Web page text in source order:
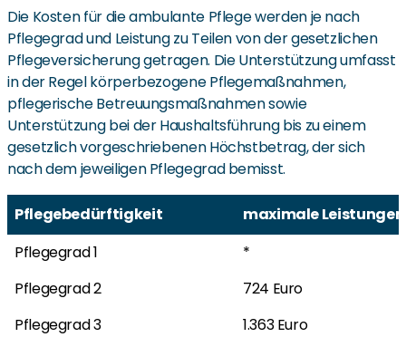
Die Kosten für die ambulante Pflege werden je nach
Pflegegrad und Leistung zu Teilen von der gesetzlichen
Pflegeversicherung getragen. Die Unterstützung umfasst
in der Regel körperbezogene Pflegemaßnahmen,
pflegerische Betreuungsmaßnahmen sowie
Unterstützung bei der Haushaltsführung bis zu einem
gesetzlich vorgeschriebenen Höchstbetrag, der sich
nach dem jeweiligen Pflegegrad bemisst.
Pflegebedürftigkeit
maximale
Pflegebedürftigkeit
maximale
Pflegegrad 1
*
Pflegegrad 2
724 Euro
Pflegegrad 3
1.363 Euro